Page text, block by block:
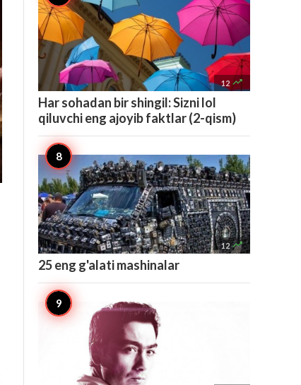
12 
Har sohadan bir shingil: Sizni lol
qiluvchi eng ajoyib faktlar (2-qism)
12 
25 eng g'alati mashinalar